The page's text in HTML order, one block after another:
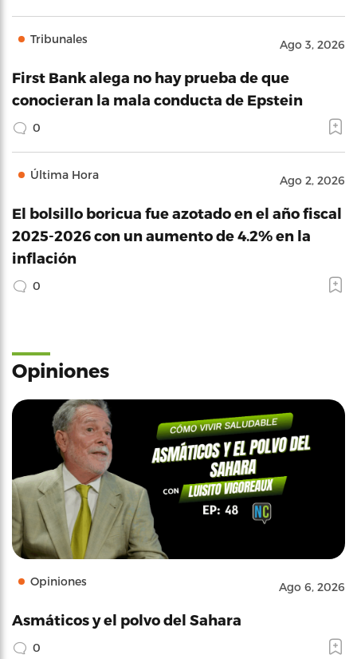
Tribunales Ago 3, 2026
First Bank alega no hay prueba de que
conocieran la mala conducta de Epstein
0
Última Hora Ago 2, 2026
El bolsillo boricua fue azotado en el año fiscal
2025-2026 con un aumento de 4.2% en la
inflación
0
Opiniones
Opiniones Ago 6, 2026
Asmáticos y el polvo del Sahara
0